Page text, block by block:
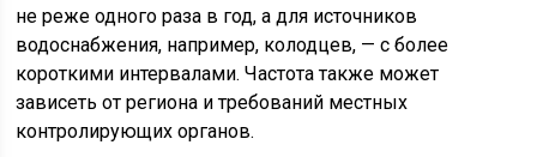
не реже одного раза в год, а для источников
водоснабжения, например, колодцев, — с более
короткими интервалами. Частота также может
зависеть от региона и требований местных
контролирующих органов.